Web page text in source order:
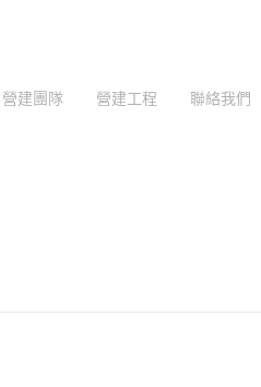
營建團隊 營建工程 聯絡我們